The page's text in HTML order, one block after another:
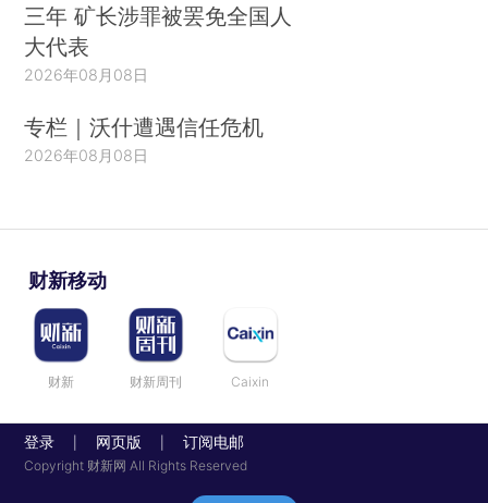
三年 矿长涉罪被罢免全国人
大代表
2026年08月08日
专栏｜沃什遭遇信任危机
2026年08月08日
财新移动
财新 财新周刊 Caixin
登录 网页版 订阅电邮
Copyright 财新网 All Rights Reserved